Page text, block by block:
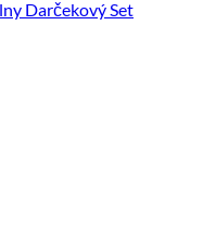
Darčekový Set